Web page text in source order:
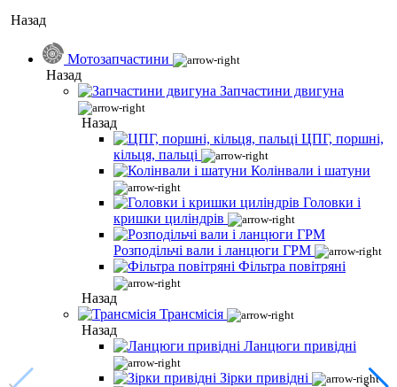
Назад
Мотозапчастини
Назад
Запчастини двигуна
Назад
ЦПГ, поршні,
кільця, пальці
Колінвали і шатуни
Головки і
кришки циліндрів
Розподільчі вали і ланцюги ГРМ
Фільтра повітряні
Назад
Трансмісія
Назад
Ланцюги привідні
Зірки привідні